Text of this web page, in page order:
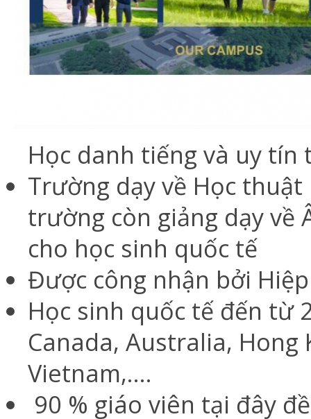
Học danh tiếng và uy tín
Trường dạy về Học
trường còn giảng dạy về
cho học sinh quốc tế
Được công nhận bởi
Học sinh quốc tế đến từ
Canada, Australia, Hong
Vietnam,....
90 % giáo viên tại đây